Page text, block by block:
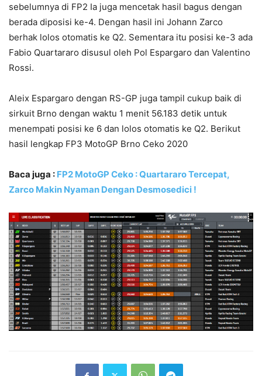
sebelumnya di FP2 Ia juga mencetak hasil bagus dengan
berada diposisi ke-4. Dengan hasil ini Johann Zarco
berhak lolos otomatis ke Q2. Sementara itu posisi ke-3 ada
Fabio Quartararo disusul oleh Pol Espargaro dan Valentino
Rossi.
Aleix Espargaro dengan RS-GP juga tampil cukup baik di
sirkuit Brno dengan waktu 1 menit 56.183 detik untuk
menempati posisi ke 6 dan lolos otomatis ke Q2. Berikut
hasil lengkap FP3 MotoGP Brno Ceko 2020
Baca juga : FP2 MotoGP Ceko : Quartararo Tercepat,
Zarco Makin Nyaman Dengan Desmosedici !